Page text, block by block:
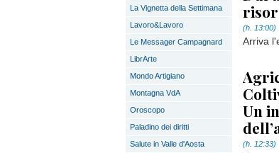
La Vignetta della Settimana
Lavoro&Lavoro
Le Messager Campagnard
LibrArte
Mondo Artigiano
Montagna VdA
Oroscopo
Paladino dei diritti
Salute in Valle d'Aosta
(h. 13:00)
Arriva
Un
(h. 12:33)